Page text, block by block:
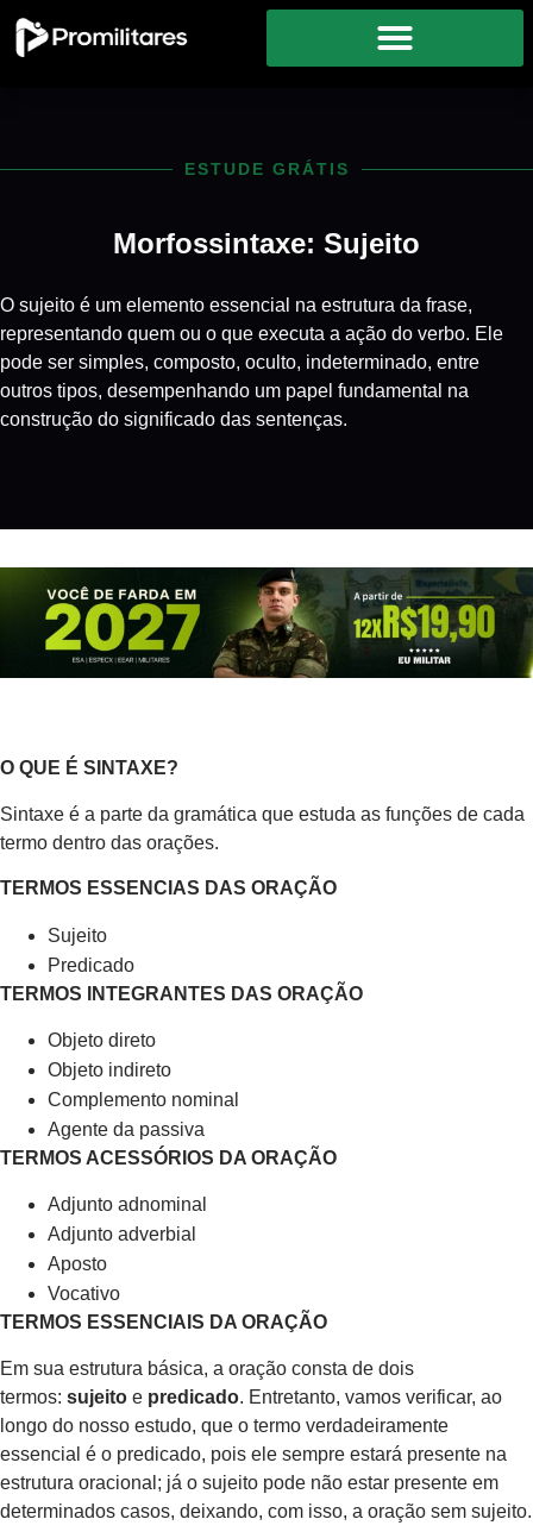
ESTUDE GRÁTIS
Morfossintaxe: Sujeito
O sujeito é um elemento essencial na estrutura da frase,
representando quem ou o que executa a ação do verbo. Ele
pode ser simples, composto, oculto, indeterminado, entre
outros tipos, desempenhando um papel fundamental na
construção do significado das sentenças.
O QUE É SINTAXE?
Sintaxe é a parte da gramática que estuda as funções de cada
termo dentro das orações.
TERMOS ESSENCIAS DAS ORAÇÃO
Sujeito
Predicado
TERMOS INTEGRANTES DAS ORAÇÃO
Objeto direto
Objeto indireto
Complemento nominal
Agente da passiva
TERMOS ACESSÓRIOS DA ORAÇÃO
Adjunto adnominal
Adjunto adverbial
Aposto
Vocativo
TERMOS ESSENCIAIS DA ORAÇÃO
Em sua estrutura básica, a oração consta de dois
termos: sujeito e predicado. Entretanto, vamos verificar, ao
longo do nosso estudo, que o termo verdadeiramente
essencial é o predicado, pois ele sempre estará presente na
estrutura oracional; já o sujeito pode não estar presente em
determinados casos, deixando, com isso, a oração sem sujeito.